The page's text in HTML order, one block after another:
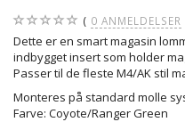
0 ANMELDELSER
Dette er en smart magasin
indbygget insert som holder
Passer til de fleste M4/AK stil
Monteres på standard molle
Farve: Coyote/Ranger Green